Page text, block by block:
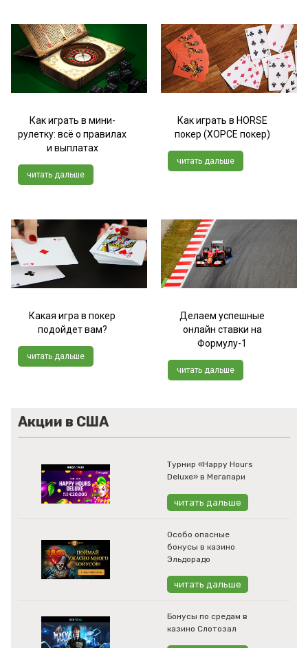
Как играть в мини-
рулетку: всё о правилах
и выплатах
читать дальше
Как играть в HORSE
покер (ХОРСЕ покер)
читать дальше
Какая игра в покер
подойдет вам?
читать дальше
Делаем успешные
онлайн ставки на
Формулу-1
читать дальше
Акции в США
Турнир «Happy Hours
Deluxe» в Мегапари
читать дальше
Особо опасные
бонусы в казино
Эльдорадо
читать дальше
Бонусы по средам в
казино Слотозал